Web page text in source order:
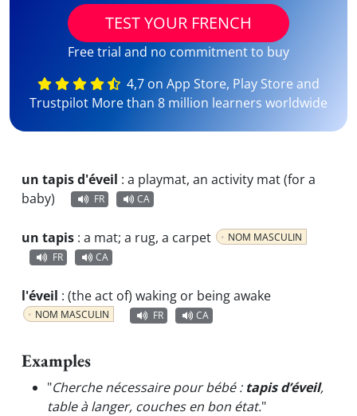
TEST YOUR FRENCH
Free trial and no commitment to buy
4,7 on App Store, Play Store and
Trustpilot More than 8 million learners worldwide
un tapis d'éveil : a playmat, an activity mat (for a
baby)
FR CA
un tapis : a mat; a rug, a carpet
NOM MASCULIN
FR
CA
l'éveil : (the act of) waking or being awake
NOM MASCULIN FR CA
Examples
"Cherche nécessaire pour bébé : tapis d’éveil,
table à langer, couches en bon état."